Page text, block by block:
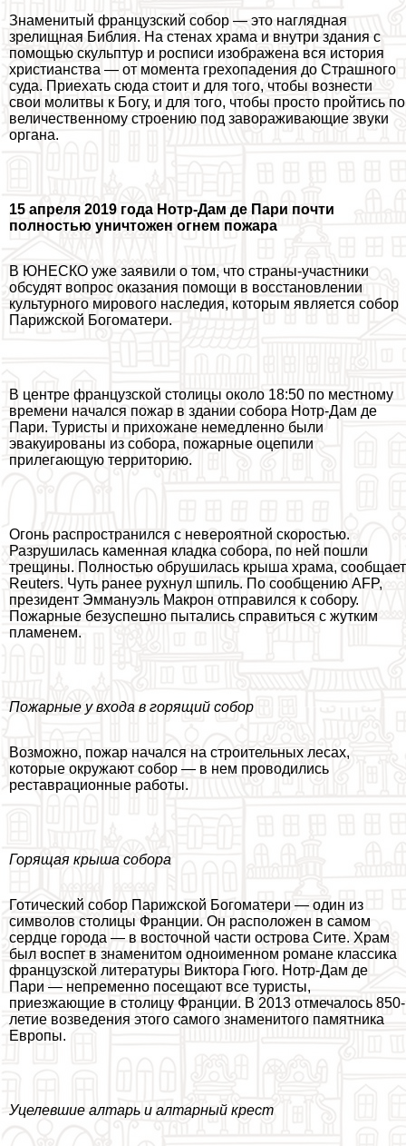
Знаменитый французский собор — это наглядная
зрелищная Библия. На стенах храма и внутри здания с
помощью скульптур и росписи изображена вся история
христианства — от момента грехопадения до Страшного
суда. Приехать сюда стоит и для того, чтобы вознести
свои молитвы к Богу, и для того, чтобы просто пройтись по
величественному строению под завораживающие звуки
органа.
15 апреля 2019 года Нотр-Дам де Пари почти
полностью уничтожен огнем пожара
В ЮНЕСКО уже заявили о том, что страны-участники
обсудят вопрос оказания помощи в восстановлении
культурного мирового наследия, которым является собор
Парижской Богоматери.
В центре французской столицы около 18:50 по местному
времени начался пожар в здании собора Нотр-Дам де
Пари. Туристы и прихожане немедленно были
эвакуированы из собора, пожарные оцепили
прилегающую территорию.
Огонь распространился с невероятной скоростью.
Разрушилась каменная кладка собора, по ней пошли
трещины. Полностью обрушилась крыша храма, сообщает
Reuters. Чуть ранее рухнул шпиль. По сообщению AFP,
президент Эммануэль Макрон отправился к собору.
Пожарные безуспешно пытались справиться с жутким
пламенем.
Пожарные у входа в горящий собор
Возможно, пожар начался на строительных лесах,
которые окружают собор — в нем проводились
реставрационные работы.
Горящая крыша собора
Готический собор Парижской Богоматери — один из
символов столицы Франции. Он расположен в самом
сердце города — в восточной части острова Сите. Храм
был воспет в знаменитом одноименном романе классика
французской литературы Виктора Гюго. Нотр-Дам де
Пари — непременно посещают все туристы,
приезжающие в столицу Франции. В 2013 отмечалось 850-
летие возведения этого самого знаменитого памятника
Европы.
Уцелевшие алтарь и алтарный крест